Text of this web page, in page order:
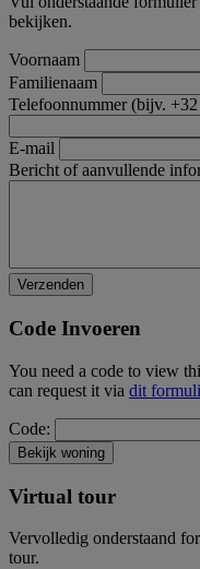
bekijken.
Voornaam
Familienaam
Telefoonnummer (bijv.
E-mail
Bericht of aanvullende
Code Invoeren
You need a code to view
can request it via dit
Code:
Virtual tour
Vervolledig onderstaand
tour.